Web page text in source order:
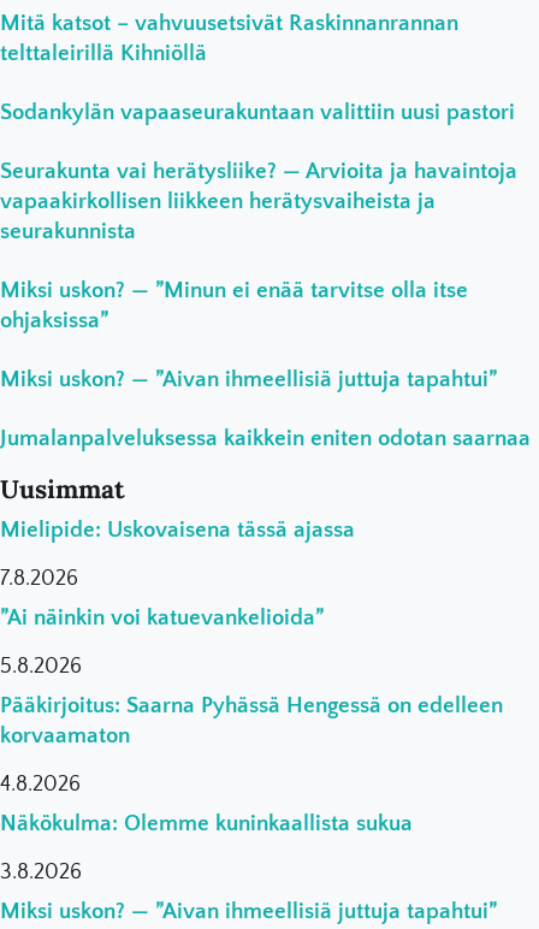
Mitä katsot – vahvuusetsivät Raskinnanrannan
telttaleirillä Kihniöllä
Sodankylän vapaaseurakuntaan valittiin uusi pastori
Seurakunta vai herätysliike? — Arvioita ja havaintoja
vapaakirkollisen liikkeen herätysvaiheista ja
seurakunnista
Miksi uskon? — ”Minun ei enää tarvitse olla itse
ohjaksissa”
Miksi uskon? — ”Aivan ihmeellisiä juttuja tapahtui”
Jumalanpalveluksessa kaikkein eniten odotan saarnaa
Uusimmat
Mielipide: Uskovaisena tässä ajassa
7.8.2026
”Ai näinkin voi katuevankelioida”
5.8.2026
Pääkirjoitus: Saarna Pyhässä Hengessä on edelleen
korvaamaton
4.8.2026
Näkökulma: Olemme kuninkaallista sukua
3.8.2026
Miksi uskon? — ”Aivan ihmeellisiä juttuja tapahtui”